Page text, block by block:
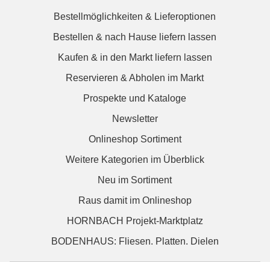
Bestellmöglichkeiten & Lieferoptionen
Bestellen & nach Hause liefern lassen
Kaufen & in den Markt liefern lassen
Reservieren & Abholen im Markt
Prospekte und Kataloge
Newsletter
Onlineshop Sortiment
Weitere Kategorien im Überblick
Neu im Sortiment
Raus damit im Onlineshop
HORNBACH Projekt-Marktplatz
BODENHAUS: Fliesen. Platten. Dielen